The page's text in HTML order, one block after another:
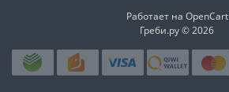
Работает на OpenCart
Греби.ру © 2026